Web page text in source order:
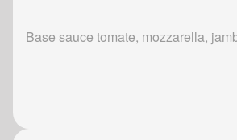
Base sauce tomate, mozzarella,